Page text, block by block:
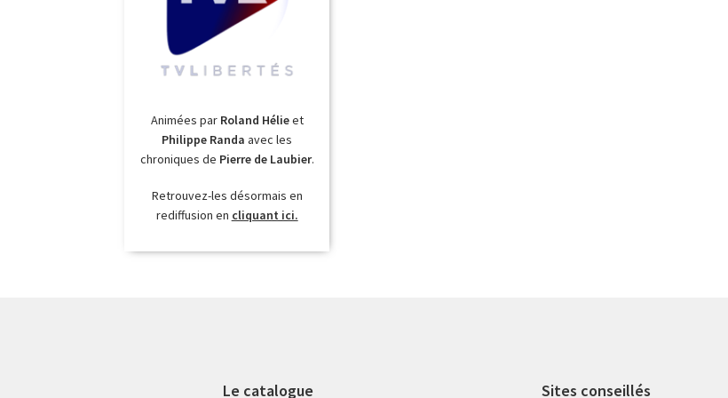
Animées par Roland Hélieet
Philippe Randa avec les
chroniques de Pierre de Laubier.
Retrouvez-les désormais en
rediffusion en cliquant ici.
Le catalogue Sites conseillés